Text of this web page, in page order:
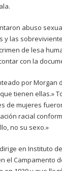
abuso
y las
de lesa
con la
por Morgan
tienen ellas.»
de mujeres
racial
no su sexo.»
en Instituto
el Campamento